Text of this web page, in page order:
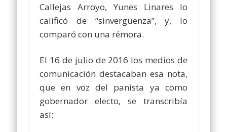
Callejas Arroyo, Yunes Linares lo
calificó de “sinvergüenza”, y, lo
comparó con una rémora.
El 16 de julio de 2016 los medios de
comunicación destacaban esa nota,
que en voz del panista ya como
gobernador electo, se transcribía
así: